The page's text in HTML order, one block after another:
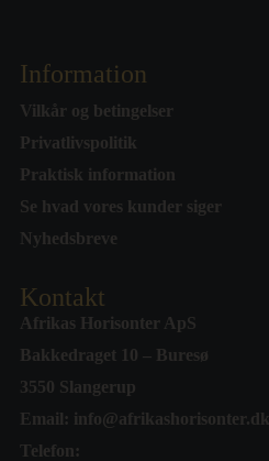
Information
Vilkår og betingelser
Privatlivspolitik
Praktisk information
Se hvad vores kunder siger
Nyhedsbreve
Kontakt
Afrikas Horisonter ApS
Bakkedraget 10 – Buresø
3550 Slangerup
Email: info@afrikashorisonter.dk
Telefon: